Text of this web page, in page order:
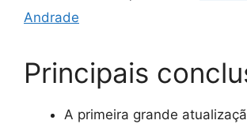
Andrade
Principais
A primeira grande